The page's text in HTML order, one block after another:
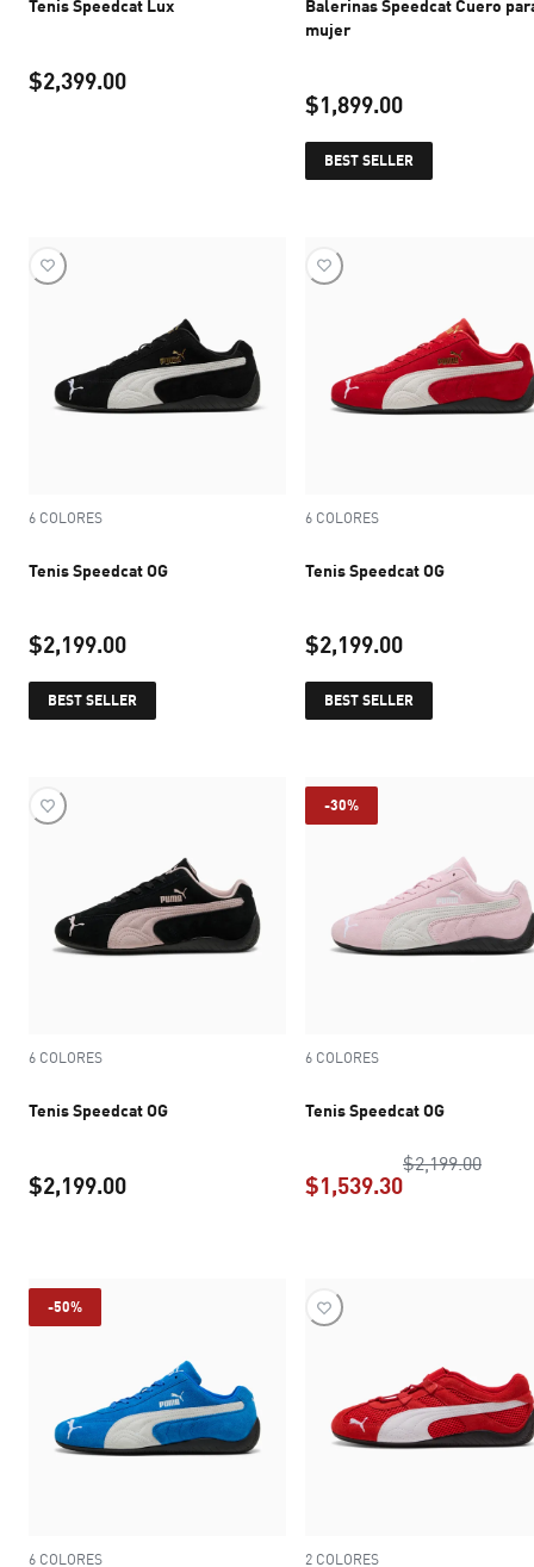
Tenis Speedcat Lux
$2,399.00
Balerinas Speedcat Cuero
mujer
$1,899.00
precio actual
BEST SELLER
6 COLORES
Tenis Speedcat OG
$2,199.00
precio actual $2,199.00
BEST SELLER
6 COLORES
Tenis Speedcat OG
$2,199.00
precio actual
BEST SELLER
6 COLORES
Tenis Speedcat OG
$2,199.00
-30%
6 COLORES
Tenis Speedcat OG
$2,199.00
$1,539.30
-50%
6 COLORES 2 COLORES